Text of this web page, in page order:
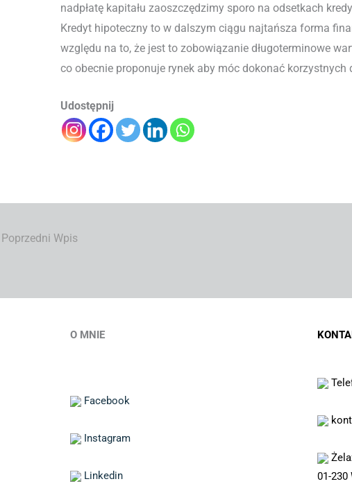
nadpłatę kapitału zaoszczędzimy sporo na odsetkach
Kredyt hipoteczny to w dalszym ciągu najtańsza forma
względu na to, że jest to zobowiązanie długoterminowe
co obecnie proponuje rynek aby móc dokonać korzystnych
Udostępnij
Wpis
O MNIE
Facebook
Instagram
Linkedin
01-230